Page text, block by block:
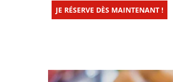
JE RÉSERVE DÈS MAINTENANT !